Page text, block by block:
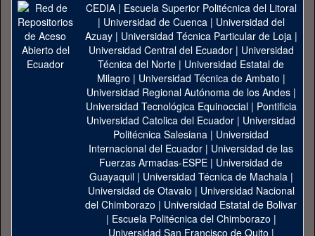
CEDIA| Escuela Superior Politécnica del Litoral
| Universidad de Cuenca| Universidad del
Azuay| Universidad Técnica Particular de Loja|
Universidad Central del Ecuador| Universidad
Técnica del Norte | Universidad Estatal de
Milagro | Universidad Técnica de Ambato |
Universidad Regional Autónoma de los Andes|
Universidad Tecnológica Equinoccial| Pontificia
Universidad Catolica del Ecuador | Universidad
Politécnica Salesiana | Universidad
Internacional del Ecuador | Universidad de las
Fuerzas Armadas-ESPE | Universidad de
Guayaquil| Universidad Técnica de Machala|
Universidad de Otavalo | Universidad Nacional
del Chimborazo | Universidad Estatal de Bolivar
| Escuela Politécnica del Chimborazo |
Universidad San Francisco de Quito |